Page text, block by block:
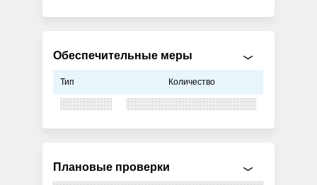
Обеспечительные меры
Тип Количество
Плановые проверки